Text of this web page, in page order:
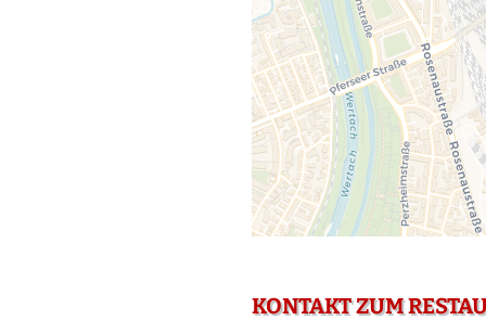
KONTAKT ZUM